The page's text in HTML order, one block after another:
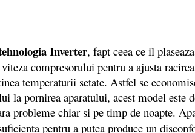
Inverter, fapt ceea ce il
compresorului pentru a ajusta
temperaturii setate. Astfel se
la pornirea aparatului, acest model este
probleme chiar si pe timp de noapte.
pentru a putea produce un